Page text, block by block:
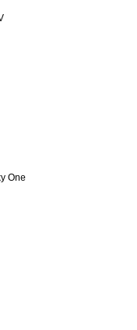
One